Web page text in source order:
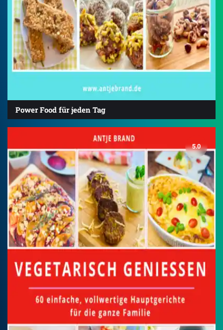
Power Food für jeden Tag
5.0